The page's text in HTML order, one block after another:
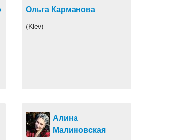
Ольга Карманова
(Kiev)
Алина
Малиновская